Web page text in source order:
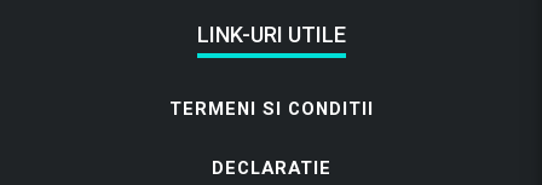
LINK-URI UTILE
TERMENI SI CONDITII
DECLARATIE